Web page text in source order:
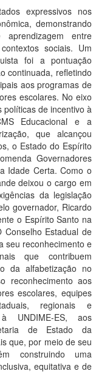
expressivos nos
demonstrando
entre
sociais. Um
foi a pontuação
continuada, refletindo
aos programas de
escolares. No eixo
políticas de incentivo à
Educacional e a
que alcançou
o Estado do Espírito
Governadores
Idade Certa. Como o
deixou o cargo em
da legislação
governador, Ricardo
o Espírito Santo na
Conselho Estadual de
seu reconhecimento e
que contribuem
da alfabetização no
reconhecimento aos
escolares, equipes
regionais e
UNDIME-ES, aos
de Estado da
que, por meio de seu
construindo uma
equitativa e de